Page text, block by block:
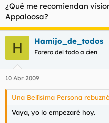
¿Qué me recomiendan
Appaloosa?
H Hamijo_de_todos
Forero del todo a cien
10 Abr 2009
Una Bellísima Persona
Vaya, yo lo empezaré hoy.